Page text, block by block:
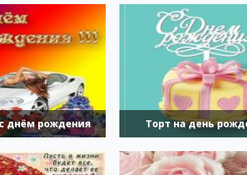
днём рождения Торт на день